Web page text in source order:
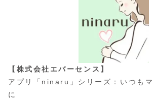
【株式会社エバーセンス】
アプリ「ninaru」シリーズ：いつも
に